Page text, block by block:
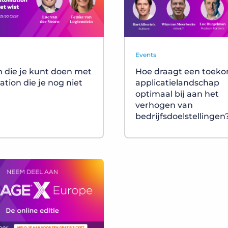
die je kunt doen met
die je nog niet
Events
Hoe draagt een
applicatielandschap
optimaal bij aan het
verhogen van